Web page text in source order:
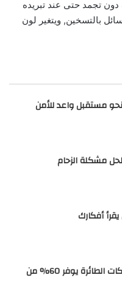
دون تجمد حتى عند تبريده
بالتسخين, ويتغير لون
نحو مستقبل واعد للأمن
مشكلة الزحام
أفكارك
تصميم مبتكر لمحركات الطائرة يوفر 60% من